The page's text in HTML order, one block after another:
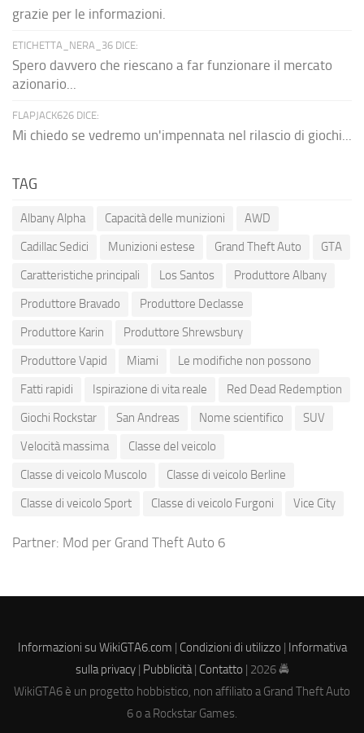
grazie per le informazioni.
ETICHETTA_NERA_36 DICE:
Spero davvero che riescano a far funzionare il mercato
azionario...
FLAPJACK626 DICE:
Mi chiedo se vedremo un'impennata nel rilascio di giochi...
TAG
Albany Alpha Capacità delle munizioni
AWD
Cadillac Sedici
Munizioni estese Grand Theft Auto
GTA
Caratteristiche principali
Los Santos
Produttore Albany
Produttore Bravado
Produttore Declasse
Produttore Karin
Produttore Shrewsbury
Produttore Vapid
Miami
Le modifiche non possono
Fatti rapidi
Ispirazione di vita reale
Red Dead Redemption
Giochi Rockstar
San Andreas Nome scientifico
SUV
Velocità massima
Classe del veicolo
Classe di veicolo Muscolo
Classe di veicolo Berline
Classe di veicolo Sport
Classe di veicolo Furgoni Vice City
Partner: Mod per Grand Theft Auto 6
Informazioni su WikiGTA6.com | Condizioni di utilizzo | Informativa
sulla privacy| Pubblicità| Contatto | 2026 🚔
WikiGTA6 è un progetto hobbistico, non affiliato a Grand Theft Auto
6 o a Rockstar Games.